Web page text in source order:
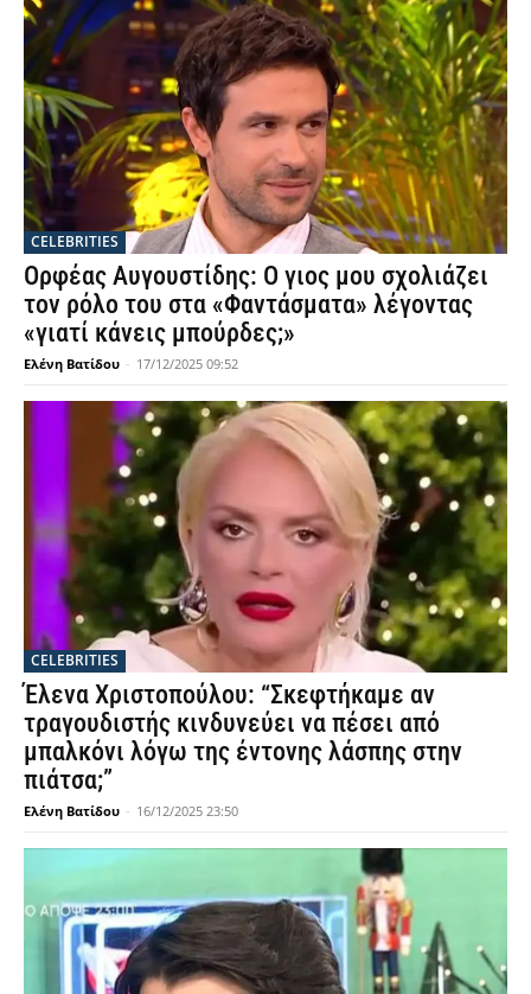
CELEBRITIES
Ορφέας Αυγουστίδης: Ο γιος μου σχολιάζει
τον ρόλο του στα «Φαντάσματα» λέγοντας
«γιατί κάνεις μπούρδες;»
Ελένη Βατίδου - 17/12/2025 09:52
CELEBRITIES
Έλενα Χριστοπούλου: “Σκεφτήκαμε αν
τραγουδιστής κινδυνεύει να πέσει από
μπαλκόνι λόγω της έντονης λάσπης στην
πιάτσα;”
Ελένη Βατίδου - 16/12/2025 23:50